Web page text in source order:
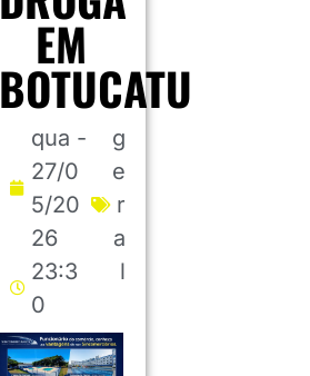
EM
BOTUCATU
qua -
27/0
5/20
26
23:3
0
g
e
r
a
l